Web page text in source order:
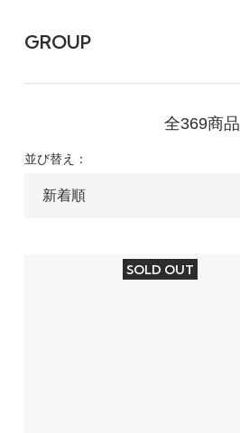
GROUP
全369商品
並び替え：
SOLD OUT